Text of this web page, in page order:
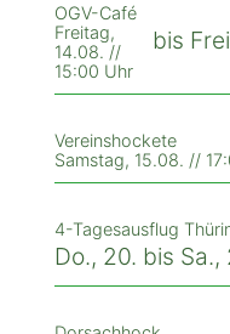
OGV-Café
Freitag,
14.08. //
15:00 Uhr
bis
Vereinshockete
Samstag, 15.08. //
4-Tagesausflug
Do., 20. bis